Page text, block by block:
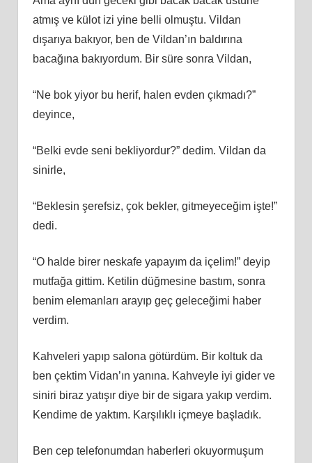
atmış ve külot izi yine belli olmuştu. Vildan
dışarıya bakıyor, ben de Vildan’ın baldırına
bacağına bakıyordum. Bir süre sonra Vildan,
“Ne bok yiyor bu herif, halen evden çıkmadı?”
deyince,
“Belki evde seni bekliyordur?” dedim. Vildan da
sinirle,
“Beklesin şerefsiz, çok bekler, gitmeyeceğim işte!”
dedi.
“O halde birer neskafe yapayım da içelim!” deyip
mutfağa gittim. Ketilin düğmesine bastım, sonra
benim elemanları arayıp geç geleceğimi haber
verdim.
Kahveleri yapıp salona götürdüm. Bir koltuk da
ben çektim Vidan’ın yanına. Kahveyle iyi gider ve
siniri biraz yatışır diye bir de sigara yakıp verdim.
Kendime de yaktım. Karşılıklı içmeye başladık.
Ben cep telefonumdan haberleri okuyormuşum